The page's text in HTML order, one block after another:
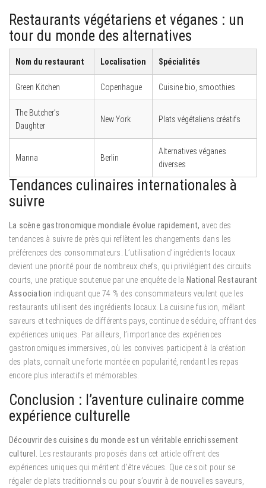
Restaurants végétariens et véganes : un
tour du monde des alternatives
Nom du restaurant Localisation Spécialités
Green Kitchen Copenhague Cuisine bio, smoothies
The Butcher’s
Daughter
New York Plats végétaliens créatifs
Manna Berlin
Alternatives véganes
diverses
Tendances culinaires internationales à
suivre
La scène gastronomique mondiale évolue rapidement, avec des
tendances à suivre de près qui reflètent les changements dans les
préférences des consommateurs. L’utilisation d’ingrédients locaux
devient une priorité pour de nombreux chefs, qui privilégient des circuits
courts, une pratique soutenue par une enquête de la National Restaurant
Association indiquant que 74 % des consommateurs veulent que les
restaurants utilisent des ingrédients locaux. La cuisine fusion, mêlant
saveurs et techniques de différents pays, continue de séduire, offrant des
expériences uniques. Par ailleurs, l’importance des expériences
gastronomiques immersives, où les convives participent à la création
des plats, connaît une forte montée en popularité, rendant les repas
encore plus interactifs et mémorables.
Conclusion : l’aventure culinaire comme
expérience culturelle
Découvrir des cuisines du monde est un véritable enrichissement
culturel.
Les restaurants proposés dans cet article offrent des
expériences uniques qui méritent d’être vécues. Que ce soit pour se
régaler de plats traditionnels ou pour s’ouvrir à de nouvelles saveurs,